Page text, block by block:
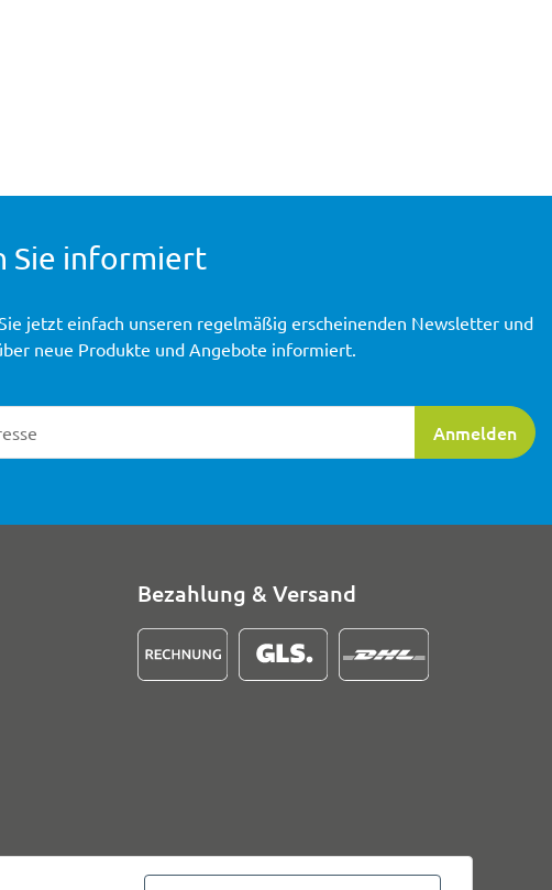
Sie informiert
Anmelden
jetzt einfach unseren regelmäßig erscheinenden Newsletter und
neue Produkte und Angebote informiert.
Bezahlung & Versand